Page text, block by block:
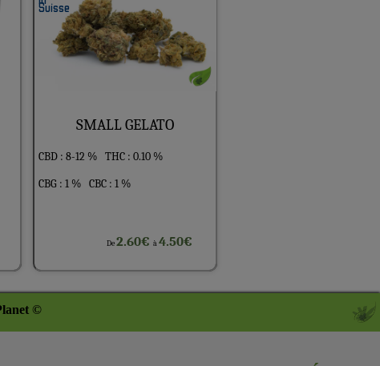
SMALL GELATO
CBD : 8-12 %
THC : 0.10 %
CBG : 1 %
CBC : 1 %
De2.60€ à4.50€
©